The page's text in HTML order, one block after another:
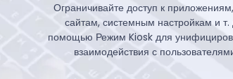
Ограничивайте доступ к
сайтам, системным настройкам и т.
помощью Режим Kiosk для
взаимодействия с